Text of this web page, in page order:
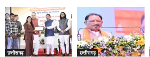
छत्तीसगढ़ छत्तीसगढ़